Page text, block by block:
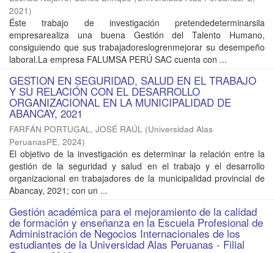
2021)
Éste trabajo de investigación pretendedeterminarsila
empresarealiza una buena Gestión del Talento Humano,
consiguiendo que sus trabajadoreslogrenmejorar su desempeño
laboral.La empresa FALUMSA PERÚ SAC cuenta con ...
GESTION EN SEGURIDAD, SALUD EN EL TRABAJO
Y SU RELACIÓN CON EL DESARROLLO
ORGANIZACIONAL EN LA MUNICIPALIDAD DE
ABANCAY, 2021
FARFÁN PORTUGAL, JOSÉ RAÚL (Universidad Alas
PeruanasPE, 2024)
El objetivo de la investigación es determinar la relación entre la
gestión de la seguridad y salud en el trabajo y el desarrollo
organizacional en trabajadores de la municipalidad provincial de
Abancay, 2021; con un ...
Gestión académica para el mejoramiento de la calidad
de formación y enseñanza en la Escuela Profesional de
Administración de Negocios Internacionales de los
estudiantes de la Universidad Alas Peruanas - Filial